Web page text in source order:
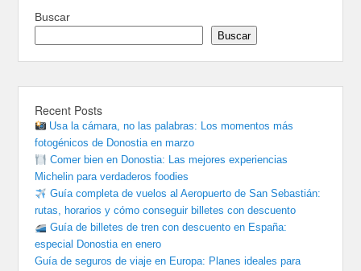
Buscar
Buscar
Recent Posts
Usa la cámara, no las palabras: Los momentos más
fotogénicos de Donostia en marzo
Comer bien en Donostia: Las mejores experiencias
Michelin para verdaderos foodies
Guía completa de vuelos al Aeropuerto de San Sebastián:
rutas, horarios y cómo conseguir billetes con descuento
Guía de billetes de tren con descuento en España:
especial Donostia en enero
Guía de seguros de viaje en Europa: Planes ideales para